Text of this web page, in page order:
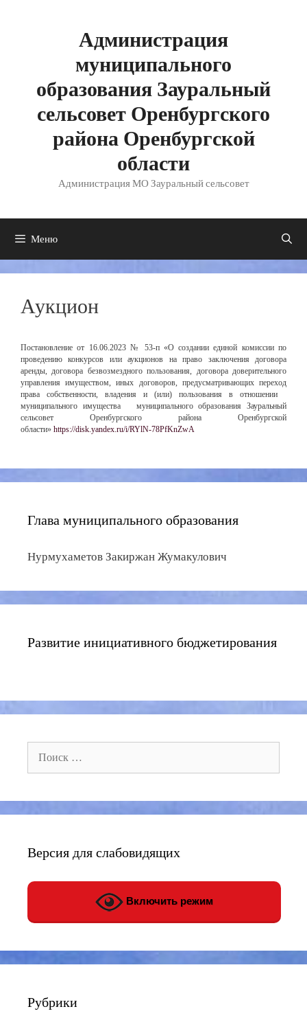
Администрация
муниципального
образования Зауральный
сельсовет Оренбургского
района Оренбургской
области
Администрация МО Зауральный сельсовет
Меню
Аукцион
Постановление от 16.06.2023 № 53-п «О создании единой комиссии по
проведению конкурсов или аукционов на право заключения договора
аренды, договора безвозмездного пользования, договора доверительного
управления имуществом, иных договоров, предусматривающих переход
права собственности, владения и (или) пользования в отношении
муниципального имущества муниципального образования Зауральный
сельсовет Оренбургского района Оренбургской
области» https://disk.yandex.ru/i/RYlN-78PfKnZwA
Глава муниципального образования
Нурмухаметов Закиржан Жумакулович
Развитие инициативного бюджетирования
Поиск:
Версия для слабовидящих
Включить режим
Рубрики